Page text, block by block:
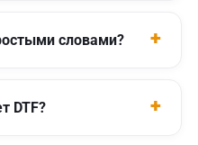
словами?
DTF?